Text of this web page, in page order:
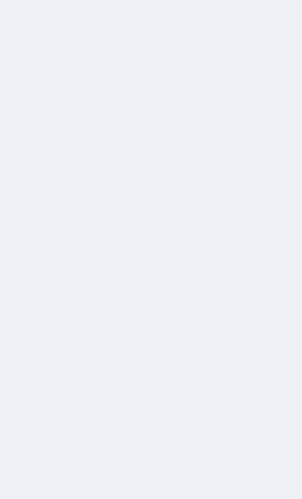
analyze = true },
cas_data = "6BA1E5F174BBCAF9"
cas_data = "C12345006789AB00"
cas_data = "d12345006789ab00"
cas_data =